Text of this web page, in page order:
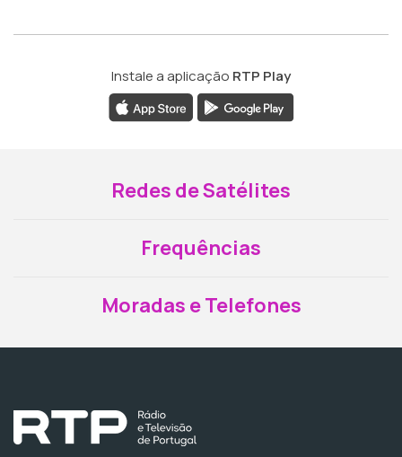
Instale a aplicação RTP Play
Redes de Satélites
Frequências
Moradas e Telefones